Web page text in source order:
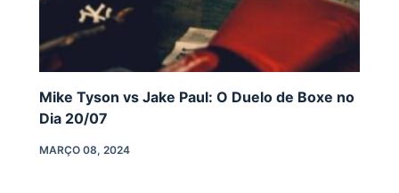
Mike Tyson vs Jake Paul: O Duelo de Boxe no
Dia 20/07
MARÇO 08, 2024